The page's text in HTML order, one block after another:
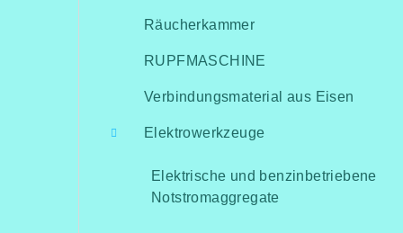
Räucherkammer
RUPFMASCHINE
Verbindungsmaterial aus Eisen
Elektrowerkzeuge
Elektrische und benzinbetriebene
Notstromaggregate